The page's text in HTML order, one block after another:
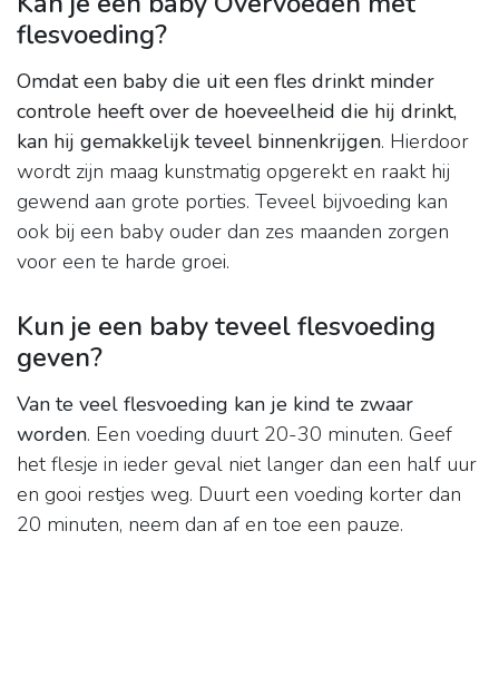
flesvoeding?
Omdat een baby die uit een fles drinkt minder
controle heeft over de hoeveelheid die hij drinkt,
kan hij gemakkelijk teveel binnenkrijgen. Hierdoor
wordt zijn maag kunstmatig opgerekt en raakt hij
gewend aan grote porties. Teveel bijvoeding kan
ook bij een baby ouder dan zes maanden zorgen
voor een te harde groei.
Kun je een baby teveel flesvoeding
geven?
Van te veel flesvoeding kan je kind te zwaar
worden. Een voeding duurt 20-30 minuten. Geef
het flesje in ieder geval niet langer dan een half uur
en gooi restjes weg. Duurt een voeding korter dan
20 minuten, neem dan af en toe een pauze.